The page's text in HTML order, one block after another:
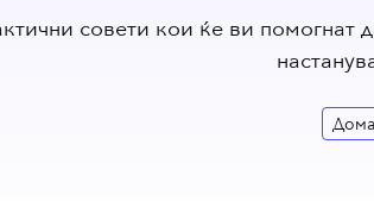
совети кои ќе ви помогнат